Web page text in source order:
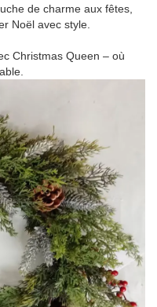
de charme aux fêtes,
Noël avec style.
Christmas Queen – où